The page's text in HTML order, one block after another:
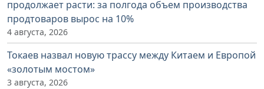
продолжает расти: за полгода объем производства
продтоваров вырос на 10%
4 августа, 2026
Токаев назвал новую трассу между Китаем и Европой
«золотым мостом»
3 августа, 2026